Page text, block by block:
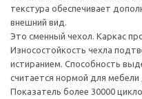
текстура обеспечивает
внешний вид.
Это сменный чехол. Каркас
Износостойкость чехла
истиранием. Способность
считается нормой для мебели
Показатель более 30000